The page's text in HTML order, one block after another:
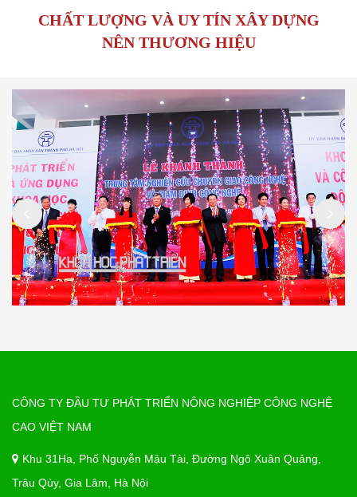
CHẤT LƯỢNG VÀ UY TÍN XÂY DỰNG
NÊN THƯƠNG HIỆU
CÔNG TY ĐẦU TƯ PHÁT TRIỂN NÔNG NGHIỆP CÔNG NGHỆ
CAO VIỆT NAM
Khu 31Ha, Phố Nguyễn Mậu Tài, Đường Ngô Xuân Quảng,
Trâu Qùy, Gia Lâm, Hà Nội